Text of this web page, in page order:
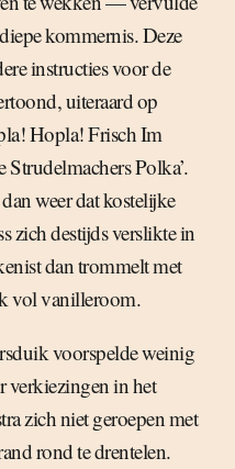
kommernis. Deze
instructies voor de
uiteraard op
Hopla! Frisch Im
Polka’.
weer dat kostelijke
zich destijds verslikte in
dan trommelt met
vol vanilleroom.
voorspelde weinig
verkiezingen in het
zich niet geroepen met
rond te drentelen.